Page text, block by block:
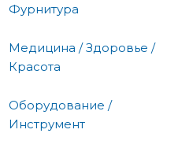
Фурнитура
Медицина / Здоровье /
Красота
Оборудование /
Инструмент